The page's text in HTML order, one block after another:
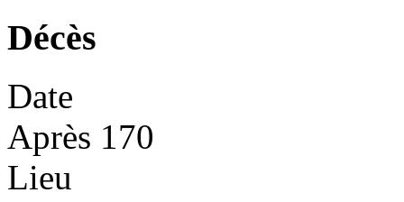
Décès
Date
Après 170
Lieu